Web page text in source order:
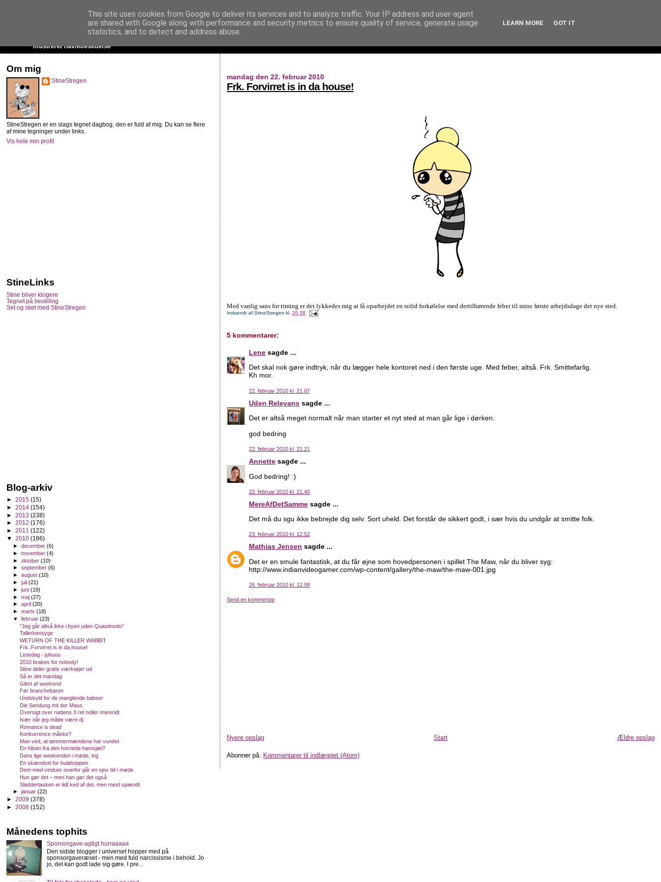
StineStregen
Illustreret navlebeskuelse
mandag den 22. februar 2010
Frk. Forvirret is in da house!
Med vanlig sans for timing er det lykkedes mig at få oparbejdet en solid forkølelse med dertilhørende feber til mine første arbejdsdage det nye sted.
Indsendt afStineStregen kl.20.38
5 kommentarer:
Lene sagde ...
Det skal nok gøre indtryk, når du lægger hele kontoret ned i den første uge. Med feber, altså. Frk. Smittefarlig.
Kh mor.
22. februar 2010 kl. 21.07
Uden Relevans sagde ...
Det er altså meget normalt når man starter et nyt sted at man går lige i dørken.
god bedring
22. februar 2010 kl. 21.21
Annette sagde ...
God bedring! :)
22. februar 2010 kl. 21.40
MereAfDetSamme sagde ...
Det må du sgu ikke bebrejde dig selv. Sort uheld. Det forstår de sikkert godt, i sær hvis du undgår at smitte folk.
23. februar 2010 kl. 12.52
Mathias Jensen sagde ...
Det er en smule fantastisk, at du får øjne som hovedpersonen i spillet The Maw, når du bliver syg:
http://www.indianvideogamer.com/wp-content/gallery/the-maw/the-maw-001.jpg
26. februar 2010 kl. 12.08
Send en kommentar
Nyere opslag Ældre opslag
Start
Abonner på: Kommentarer til indlægget (Atom)
Om mig
StineStregen
StineStregen er en slags tegnet dagbog, den er fuld af mig. Du kan se flere
af mine tegninger under links.
Vis hele min profil
StineLinks
Stine bliver klogere
Tegnet på bestilling
Set og sket med StineStregen
Blog-arkiv
► 2015 (15)
► 2014 (154)
► 2013 (238)
► 2012 (176)
► 2011 (122)
▼ 2010 (186)
►december(6)
►november(4)
►oktober(10)
►september(6)
►august(10)
►juli(21)
►juni(19)
►maj(27)
►april(20)
►marts(18)
▼februar(23)
"Jeg går altså ikke i byen uden Quasimodo"
Tallerkensyge
WETURN OF THE KILLER WABBIT
Frk. Forvirret is in da house!
Listedag - juhuuu
2010 brakes for nobody!
Stine deler gratis værktøjer ud
Så er det mandag
Glimt af weekend
Før branchebaren
Undskyld for de manglende babser
Die Sendung mit der Maus
Oversigt over nattens 3 ret noller mareridt
Især når jeg måtte være dj
Romance is dead
Konkurrence måske?
Man ved, at tømmermændene har vundet
En hilsen fra den hornede hamsjæl?
Dans lige weekenden i møde, ing
En skændsel for hulahoppen
Dem med vinduer overfor går en sjov tid i møde
Hun gør det – men han gør det også
Sladdertasken er lidt ked af det, men mest spændt
►januar(22)
► 2009 (378)
► 2008 (152)
Månedens tophits
Sponsorgave-agtigt hurraaaaa
Den sidste blogger i universet hopper med på
sponsorgaveræset - men med fuld narcissisme i behold. Jo
jo, det kan godt lade sig gøre. I pre...
This site uses cookies from Google to deliver its services and to analyze traffic. Your IP address and user-agent
are shared with Google along with performance and security metrics to ensure quality of service, generate usage
statistics, and to detect and address abuse.
LEARN MORE GOT IT